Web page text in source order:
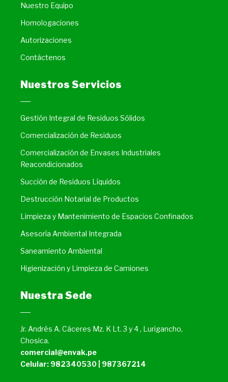
Nuestro Equipo
Homologaciones
Autorizaciones
Contáctenos
Nuestros Servicios
Gestión Integral de Residuos Sólidos
Comercialización de Residuos
Comercialización de Envases Industriales
Reacondicionados
Succión de Residuos Líquidos
Destrucción Notarial de Productos
Limpieza y Mantenimiento de Espacios Confinados
Asesoría Ambiental Integrada
Saneamiento Ambiental
Higienización y Limpieza de Camiones
Nuestra Sede
Jr. Andrés A. Cáceres Mz. K Lt. 3 y 4 , Lurigancho,
Chosica.
comercial@envak.pe
Celular: 982340530 | 987367214